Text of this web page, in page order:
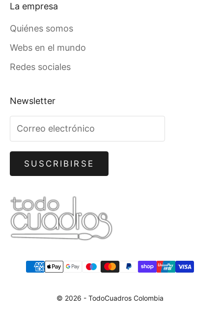
La empresa
Quiénes somos
Webs en el mundo
Redes sociales
Newsletter
SUSCRIBIRSE
© 2026 - TodoCuadros Colombia